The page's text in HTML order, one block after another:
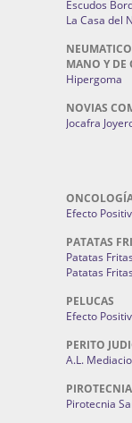
Escudos
La Casa del
MANO Y DE
Hipergoma
NOVIAS
Jocafra
Efecto
PATATAS
Patatas
Patatas
PELUCAS
Efecto
PERITO
A.L.
Pirotecnia